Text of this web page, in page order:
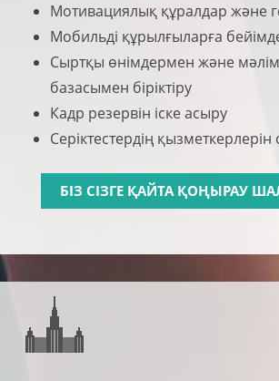
Мотивациялық құралдар және
Мобильді құрылғыларға
Сыртқы өнімдермен және
базасымен біріктіру
Кадр резервін іске асыру
Серіктестердің қызметкерлерін
БІЗ СІЗГЕ ҚАЙТА ҚОҢЫРАУ